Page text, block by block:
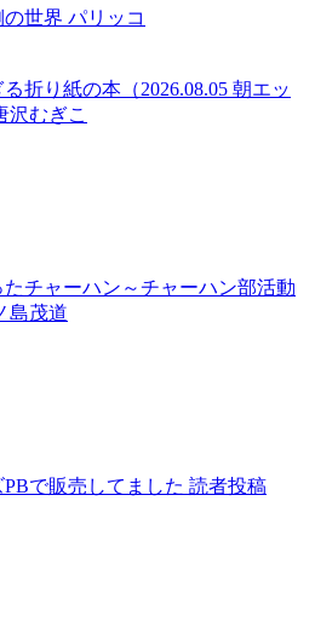
世界 パリッコ
折り紙の本（2026.08.05 朝エッ
沢むぎこ
チャーハン～チャーハン部活動
島茂道
で販売してました 読者投稿